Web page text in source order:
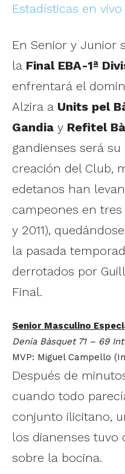
Estadísticas en vivo
En Senior y Junior
la Final EBA-1ª
enfrentará el
Alzira a Units pel
Gandia y Refitel
gandienses será
creación del Club,
edetanos han
campeones en tres
y 2011),
la pasada
derrotados por
Final.
Senior Masculino
Denia Bàsquet 71 – 69
MVP: Miguel Campello
Después de
cuando todo
conjunto ilicitano,
los dianenses
sobre la bocina.